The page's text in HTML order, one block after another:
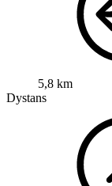
5,8 km
Dystans